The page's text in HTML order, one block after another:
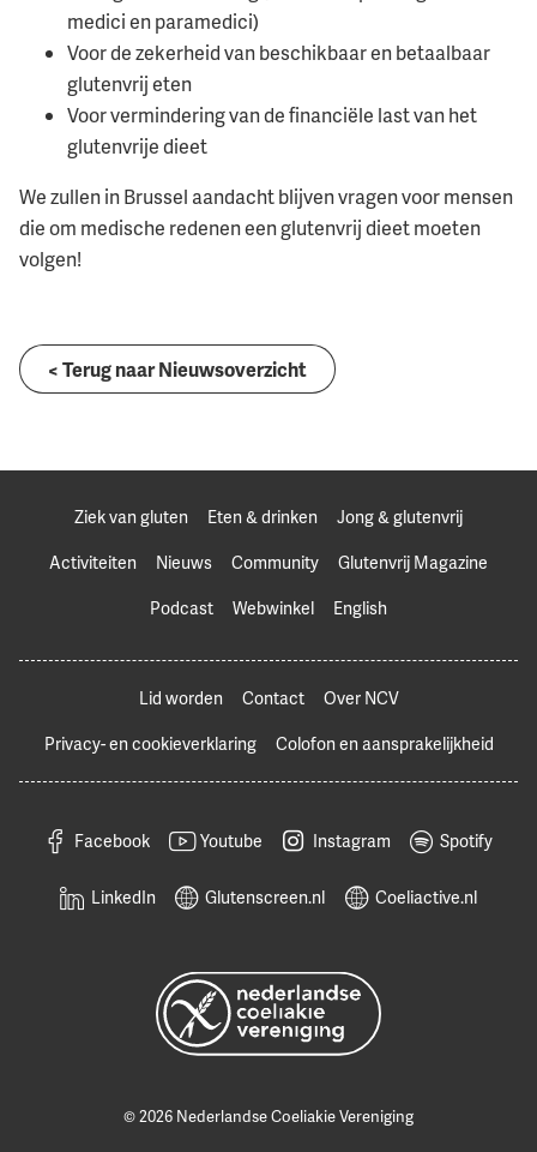
medici en paramedici)
Voor de zekerheid van beschikbaar en betaalbaar
glutenvrij eten
Voor vermindering van de financiële last van het
glutenvrije dieet
We zullen in Brussel aandacht blijven vragen voor mensen
die om medische redenen een glutenvrij dieet moeten
volgen!
< Terug naar Nieuwsoverzicht
Ziek van gluten Eten & drinken
Jong & glutenvrij
Activiteiten
Nieuws Community
Glutenvrij Magazine
Podcast
Webwinkel English
Lid worden Contact
Over NCV
Privacy- en cookieverklaring
Colofon en aansprakelijkheid
Facebook Youtube Instagram Spotify
LinkedIn Glutenscreen.nl Coeliactive.nl
© 2026 Nederlandse Coeliakie Vereniging